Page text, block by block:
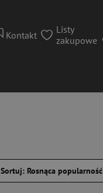
Kontakt
Listy
zakupowe
Sortuj: Rosnąca popularność